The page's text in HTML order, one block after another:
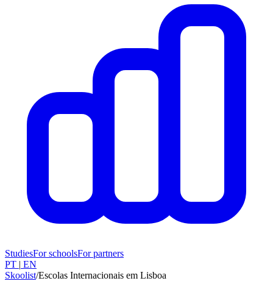
StudiesFor schoolsFor partners
PT | EN
Skoolist/Escolas Internacionais em Lisboa